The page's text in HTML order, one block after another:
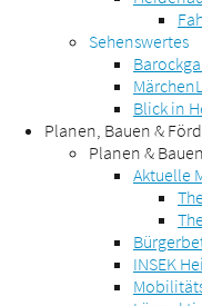
Sehenswertes
Blick in
Planen, Bauen &
Planen & Bauen
Aktuelle
INSEK